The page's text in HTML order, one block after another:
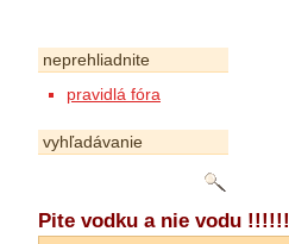
neprehliadnite
pravidlá fóra
vyhľadávanie
Pite vodku a nie vodu !!!!!!